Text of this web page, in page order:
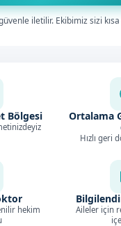
iletilir. Ekibimiz sizi
Bölgesi Ortalama
Hızlı geri
hekim
Aileler için